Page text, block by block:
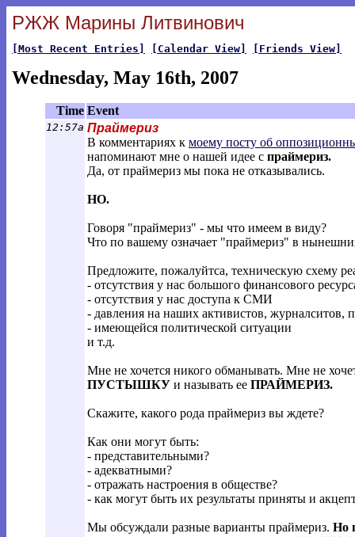
РЖЖ Марины Литвинович
[Most Recent Entries] [Calendar View] [Friends View]
Wednesday, May 16th, 2007
Time Event
12:57a Праймериз
В комментариях к моему посту об
напоминают мне о нашей идее с праймериз.
Да, от праймериз мы пока не отказывались.
НО.
Говоря "праймериз" - мы что имеем в виду?
Что по вашему означает "праймериз" в
Предложите, пожалуйтса, техническую схему
- отсутствия у нас большого финансового
- отсутствия у нас доступа к СМИ
- давления на наших активистов, журналситов,
- имеющейся политической ситуации
и т.д.
Мне не хочется никого обманывать. Мне не
ПУСТЫШКУ и называть ее ПРАЙМЕРИЗ.
Скажите, какого рода праймериз вы ждете?
Как они могут быть:
- представительными?
- адекватными?
- отражать настроения в обществе?
- как могут быть их результаты приняты и
Мы обсуждали разные варианты праймериз. Но